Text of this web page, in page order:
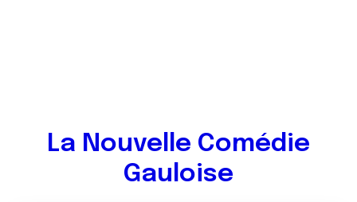
La Nouvelle Comédie
Gauloise